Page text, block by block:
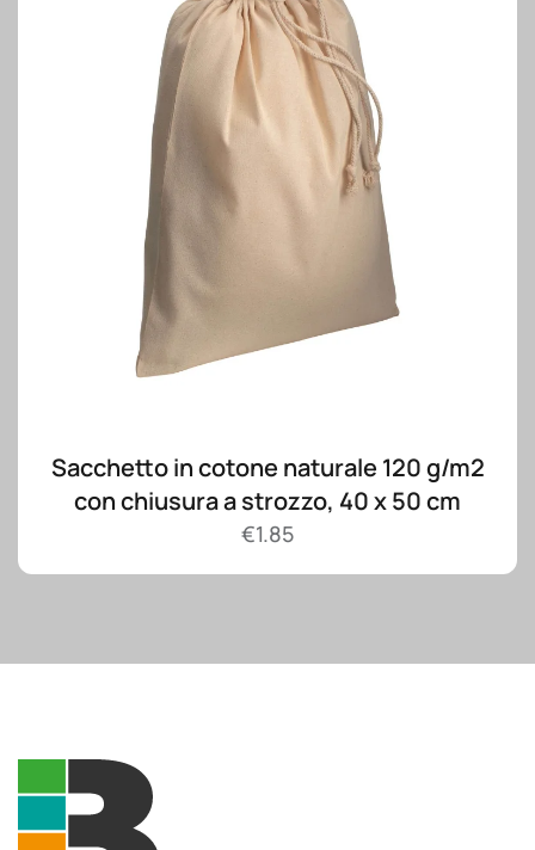
Sacchetto in cotone naturale 120 g/m2
con chiusura a strozzo, 40 x 50 cm
€1.85